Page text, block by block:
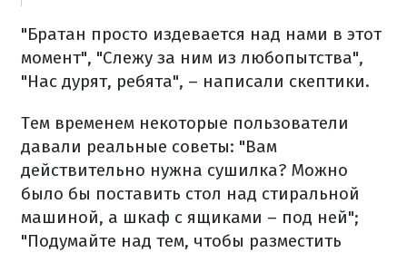
"Братан просто издевается над нами в этот
момент", "Слежу за ним из любопытства",
"Нас дурят, ребята", – написали скептики.
Тем временем некоторые пользователи
давали реальные советы: "Вам
действительно нужна сушилка? Можно
было бы поставить стол над стиральной
машиной, а шкаф с ящиками – под ней";
"Подумайте над тем, чтобы разместить